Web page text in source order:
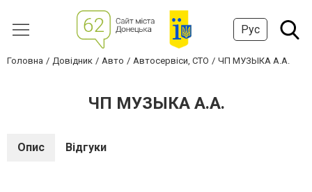
Рус
Головна Довідник Авто Автосервіси, СТО ЧП МУЗЫКА А.А.
ЧП МУЗЫКА А.А.
Опис Відгуки